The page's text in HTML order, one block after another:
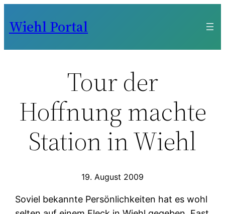
Inhalt
Wiehl Portal
Tour der
Hoffnung machte
Station in Wiehl
19. August 2009
Soviel bekannte Persönlichkeiten hat es wohl